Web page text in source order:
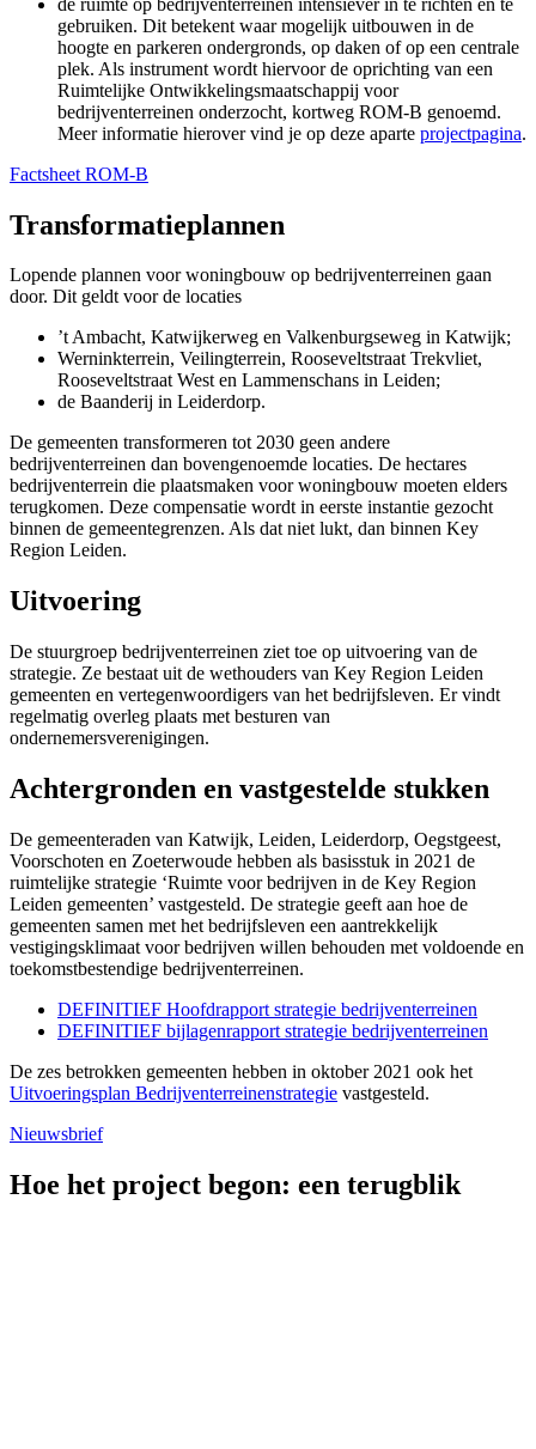
gebruiken. Dit betekent waar mogelijk uitbouwen in de
hoogte en parkeren ondergronds, op daken of op een centrale
plek. Als instrument wordt hiervoor de oprichting van een
Ruimtelijke Ontwikkelingsmaatschappij voor
bedrijventerreinen onderzocht, kortweg ROM-B genoemd.
Meer informatie hierover vind je op deze aparte projectpagina.
Factsheet ROM-B
Transformatieplannen
Lopende plannen voor woningbouw op bedrijventerreinen gaan
door. Dit geldt voor de locaties
’t Ambacht, Katwijkerweg en Valkenburgseweg in Katwijk;
Werninkterrein, Veilingterrein, Rooseveltstraat Trekvliet,
Rooseveltstraat West en Lammenschans in Leiden;
de Baanderij in Leiderdorp.
De gemeenten transformeren tot 2030 geen andere
bedrijventerreinen dan bovengenoemde locaties. De hectares
bedrijventerrein die plaatsmaken voor woningbouw moeten elders
terugkomen. Deze compensatie wordt in eerste instantie gezocht
binnen de gemeentegrenzen. Als dat niet lukt, dan binnen Key
Region Leiden.
Uitvoering
De stuurgroep bedrijventerreinen ziet toe op uitvoering van de
strategie. Ze bestaat uit de wethouders van Key Region Leiden
gemeenten en vertegenwoordigers van het bedrijfsleven. Er vindt
regelmatig overleg plaats met besturen van
ondernemersverenigingen.
Achtergronden en vastgestelde stukken
De gemeenteraden van Katwijk, Leiden, Leiderdorp, Oegstgeest,
Voorschoten en Zoeterwoude hebben als basisstuk in 2021 de
ruimtelijke strategie ‘Ruimte voor bedrijven in de Key Region
Leiden gemeenten’ vastgesteld. De strategie geeft aan hoe de
gemeenten samen met het bedrijfsleven een aantrekkelijk
vestigingsklimaat voor bedrijven willen behouden met voldoende en
toekomstbestendige bedrijventerreinen.
DEFINITIEF Hoofdrapport strategie bedrijventerreinen
DEFINITIEF bijlagenrapport strategie bedrijventerreinen
De zes betrokken gemeenten hebben in oktober 2021 ook het
Uitvoeringsplan Bedrijventerreinenstrategie vastgesteld.
Nieuwsbrief
Hoe het project begon: een terugblik